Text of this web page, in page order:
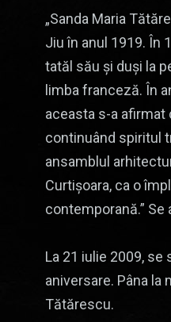
„Sanda Maria
Jiu în anul 1919. În
tatăl său și duși la
limba franceză. În
aceasta s-a afirmat
continuând spiritul
ansamblul
Curtișoara, ca o
contemporană.” Se
La 21 iulie 2009,
aniversare. Pâna
Tătărescu.